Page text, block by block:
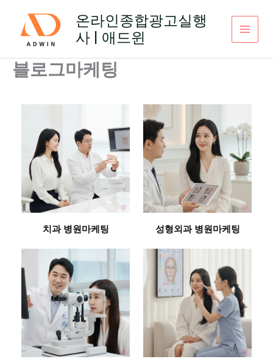
건
온라인종합광고실행
사 | 애드윈
블로그마케팅
치과 병원마케팅 성형외과 병원마케팅